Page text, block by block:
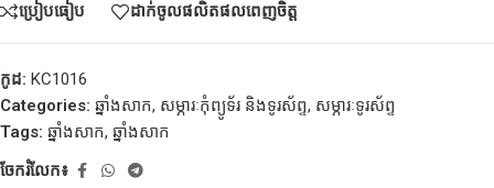
ប្រៀបធៀប ដាក់ចូលផលិតផលពេញចិត្ត
កូដ: KC1016
Categories: ឆ្នាំងសាក, សម្ភារៈកុំព្យូទ័រ និងទូរស័ព្ទ, សម្ភារៈទូរស័ព្ទ
Tags: ឆ្នាំងសាក, ​ឆ្នាំងសាក
ចែករំលែក៖